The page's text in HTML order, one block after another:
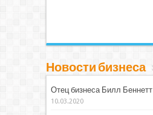
Новости бизнеса
Отец бизнеса Билл Беннетт
10.03.2020